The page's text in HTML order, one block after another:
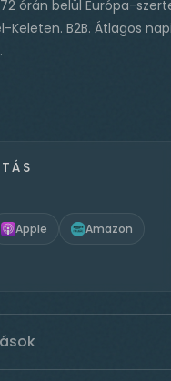
órán belül Európa-
Keleten. B2B. Átlagos
Apple Amazon